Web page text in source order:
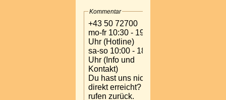
Kommentar
+43 50 72700
mo-fr 10:30 - 19:00
Uhr (Hotline)
sa-so 10:00 - 18:00
Uhr (Info und
Kontakt)
Du hast uns nicht
direkt erreicht? Wir
rufen zurück.